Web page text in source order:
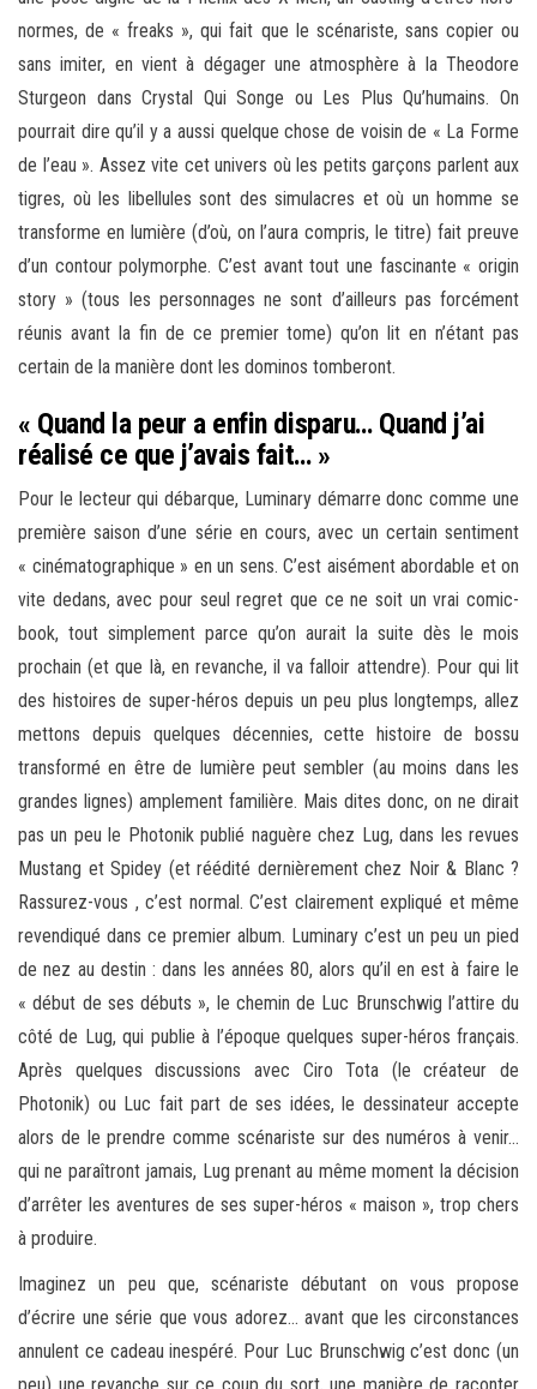
normes, de « freaks », qui fait que le scénariste, sans copier ou
sans imiter, en vient à dégager une atmosphère à la Theodore
Sturgeon dans Crystal Qui Songe ou Les Plus Qu’humains. On
pourrait dire qu’il y a aussi quelque chose de voisin de « La Forme
de l’eau ». Assez vite cet univers où les petits garçons parlent aux
tigres, où les libellules sont des simulacres et où un homme se
transforme en lumière (d’où, on l’aura compris, le titre) fait preuve
d’un contour polymorphe. C’est avant tout une fascinante « origin
story » (tous les personnages ne sont d’ailleurs pas forcément
réunis avant la fin de ce premier tome) qu’on lit en n’étant pas
certain de la manière dont les dominos tomberont.
« Quand la peur a enfin disparu… Quand j’ai
réalisé ce que j’avais fait… »
Pour le lecteur qui débarque, Luminary démarre donc comme une
première saison d’une série en cours, avec un certain sentiment
« cinématographique » en un sens. C’est aisément abordable et on
vite dedans, avec pour seul regret que ce ne soit un vrai comic-
book, tout simplement parce qu’on aurait la suite dès le mois
prochain (et que là, en revanche, il va falloir attendre). Pour qui lit
des histoires de super-héros depuis un peu plus longtemps, allez
mettons depuis quelques décennies, cette histoire de bossu
transformé en être de lumière peut sembler (au moins dans les
grandes lignes) amplement familière. Mais dites donc, on ne dirait
pas un peu le Photonik publié naguère chez Lug, dans les revues
Mustang et Spidey (et réédité dernièrement chez Noir & Blanc ?
Rassurez-vous , c’est normal. C’est clairement expliqué et même
revendiqué dans ce premier album. Luminary c’est un peu un pied
de nez au destin : dans les années 80, alors qu’il en est à faire le
« début de ses débuts », le chemin de Luc Brunschwig l’attire du
côté de Lug, qui publie à l’époque quelques super-héros français.
Après quelques discussions avec Ciro Tota (le créateur de
Photonik) ou Luc fait part de ses idées, le dessinateur accepte
alors de le prendre comme scénariste sur des numéros à venir…
qui ne paraîtront jamais, Lug prenant au même moment la décision
d’arrêter les aventures de ses super-héros « maison », trop chers
à produire.
Imaginez un peu que, scénariste débutant on vous propose
d’écrire une série que vous adorez… avant que les circonstances
annulent ce cadeau inespéré. Pour Luc Brunschwig c’est donc (un